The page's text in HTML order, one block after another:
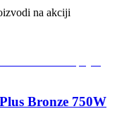
na akciji
Bronze 750W